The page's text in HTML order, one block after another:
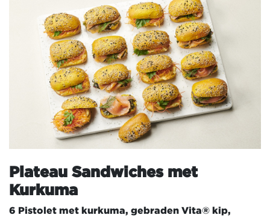
Plateau Sandwiches met
Kurkuma
6 Pistolet met kurkuma, gebraden Vita® kip,